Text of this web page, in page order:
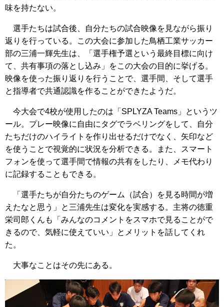
味を持たない。
選手たちは試合後、自分たちの試合映像を見ながら振り
返りを行っている。この大会に参加した鳥栖工業サッカー
部の三浦一輝先生は、「選手権予選という最終目標に向け
て、共有事項の落とし込み」をこの大会の目的に挙げる。
映像を使った振り返りを行うことで、選手間、そして選手
と指導者で共通認識を作ることができたようだ。
今大会で4校が使用したのは「SPLYZA Teams」というツ
ール。プレー映像に自由にタグでラベリングをして、自分
たちだけのハイライトを作り出せるだけでなく、矢印など
を使うことで視覚的に状況を分析できる。また、スマート
フォンを使って選手間で情報の共有をしたり、メモ代わり
に記録することもできる。
「選手たちが自分たちのゲーム（試合）を見る時間が増
えたなと思う」と三浦先生は変化を実感する。主将の徳重
栄司郎くんも「みんなのコメントをスマホで見ることがで
きるので、気軽に使えていい」とメリットを話してくれ
た。
大事なことはその先にある。